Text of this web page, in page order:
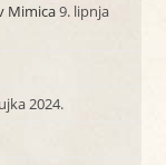
Mimica9. lipnja
2024.